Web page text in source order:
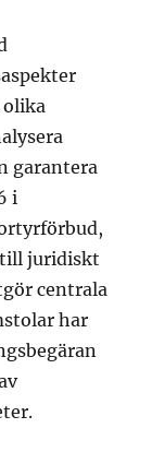
garantera
i
juridiskt
centrala
har